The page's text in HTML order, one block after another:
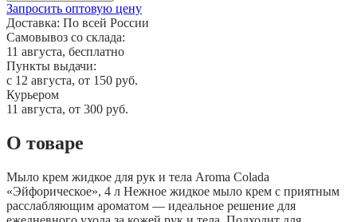
Запросить оптовую цену
Доставка: По всей России
Самовывоз со склада:
11 августа, бесплатно
Пункты выдачи:
c 12 августа, от 150 руб.
Курьером
11 августа, от 300 руб.
О товаре
Мыло крем жидкое для рук и тела Aroma Colada
«Эйфорическое», 4 л Нежное жидкое мыло крем с приятным
расслабляющим ароматом — идеальное решение для